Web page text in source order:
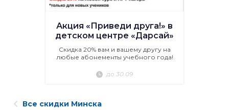
Акция «Приведи друга!» в
детском центре «Дарсай»
Скидка 20% вам и вашему другу на
любые абонементы учебного года!
до 30.09
Все скидки Минска